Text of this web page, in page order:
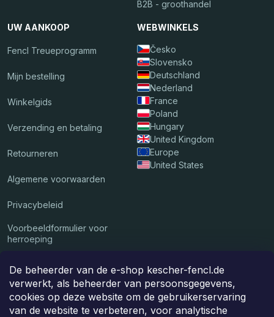
De beheerder van de e-shop kescher-fencl.de
verwerkt, als beheerder van persoonsgegevens,
cookies op deze website om de gebruikerservaring
van de website te verbeteren, voor analytische
B2B - groothandel
UW AANKOOP
Fencl Treueprogramm
Mijn bestelling
Winkelgids
Verzending en betaling
Retourneren
Algemene voorwaarden
Privacybeleid
Voorbeeldformulier voor
herroeping
WEBWINKELS
Česko
Slovensko
Deutschland
Nederland
France
Poland
Hungary
United Kingdom
Europe
United States
Wij accepteren online betalingen